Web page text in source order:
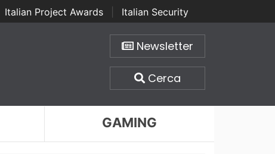
Italian Project Awards
Italian Security
Newsletter
Cerca
GAMING